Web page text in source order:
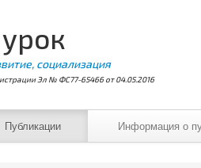
социализация
Эл № ФС77-65466 от 04.05.2016
Публикации Информация о